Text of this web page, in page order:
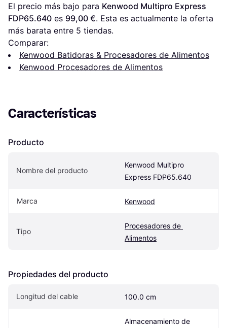
El precio más bajo para Kenwood Multipro Express
FDP65.640 es 99,00 €. Esta es actualmente la oferta
más barata entre 5 tiendas.
Comparar:
Kenwood Batidoras & Procesadores de Alimentos
Kenwood Procesadores de Alimentos
Características
Producto
Nombre del producto
Kenwood Multipro
Express FDP65.640
Marca Kenwood
Tipo
Procesadores de
Alimentos
Propiedades del producto
Longitud del cable 100.0 cm
Almacenamiento de